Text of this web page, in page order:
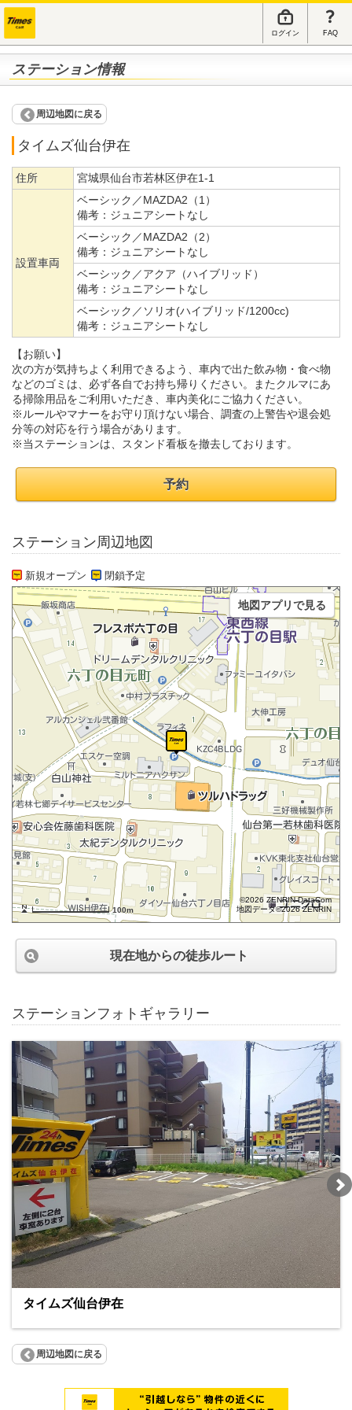
ログイン FAQ
ステーション情報
周辺地図に戻る
タイムズ仙台伊在
住所 宮城県仙台市若林区伊在1-1
設置車両
ベーシック／MAZDA2（1）
備考： ジュニアシートなし
ベーシック／MAZDA2（2）
備考： ジュニアシートなし
ベーシック／アクア（ハイブリッド）
備考： ジュニアシートなし
ベーシック／ソリオ(ハイブリッド/1200cc)
備考： ジュニアシートなし
【お願い】
次の方が気持ちよく利用できるよう、車内で出た飲み物・食べ物
などのゴミは、必ず各自でお持ち帰りください。またクルマにあ
る掃除用品をご利用いただき、車内美化にご協力ください。
※ルールやマナーをお守り頂けない場合、調査の上警告や退会処
分等の対応を行う場合があります。
※当ステーションは、スタンド看板を撤去しております。
予約
ステーション周辺地図
新規オープン 閉鎖予定
100m
©2026 ZENRIN DataCom
地図データ©2026 ZENRIN
地図アプリで見る
現在地からの徒歩ルート
ステーションフォトギャラリー
タイムズ仙台伊在
周辺地図に戻る